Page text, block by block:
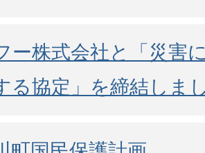
ー株式会社と「災害
る協定」を締結しま